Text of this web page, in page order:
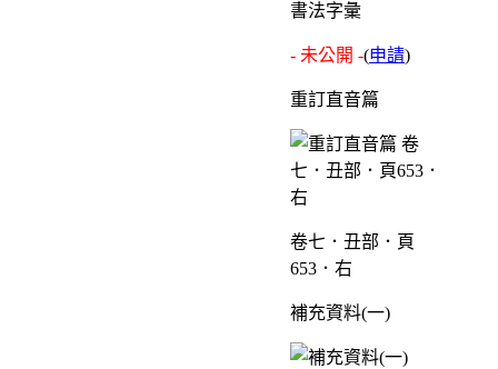
書法字彙
- 未公開 -(申請)
重訂直音篇
卷七．丑部．頁
653．右
補充資料(一)